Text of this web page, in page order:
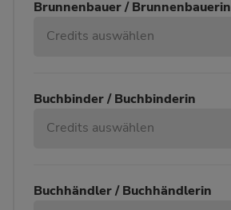
Brunnenbauer / Brunnenbauerin
Credits auswählen
Buchbinder / Buchbinderin
Credits auswählen
Buchhändler / Buchhändlerin